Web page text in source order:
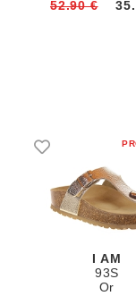
52.90 €
I AM
93S
Or